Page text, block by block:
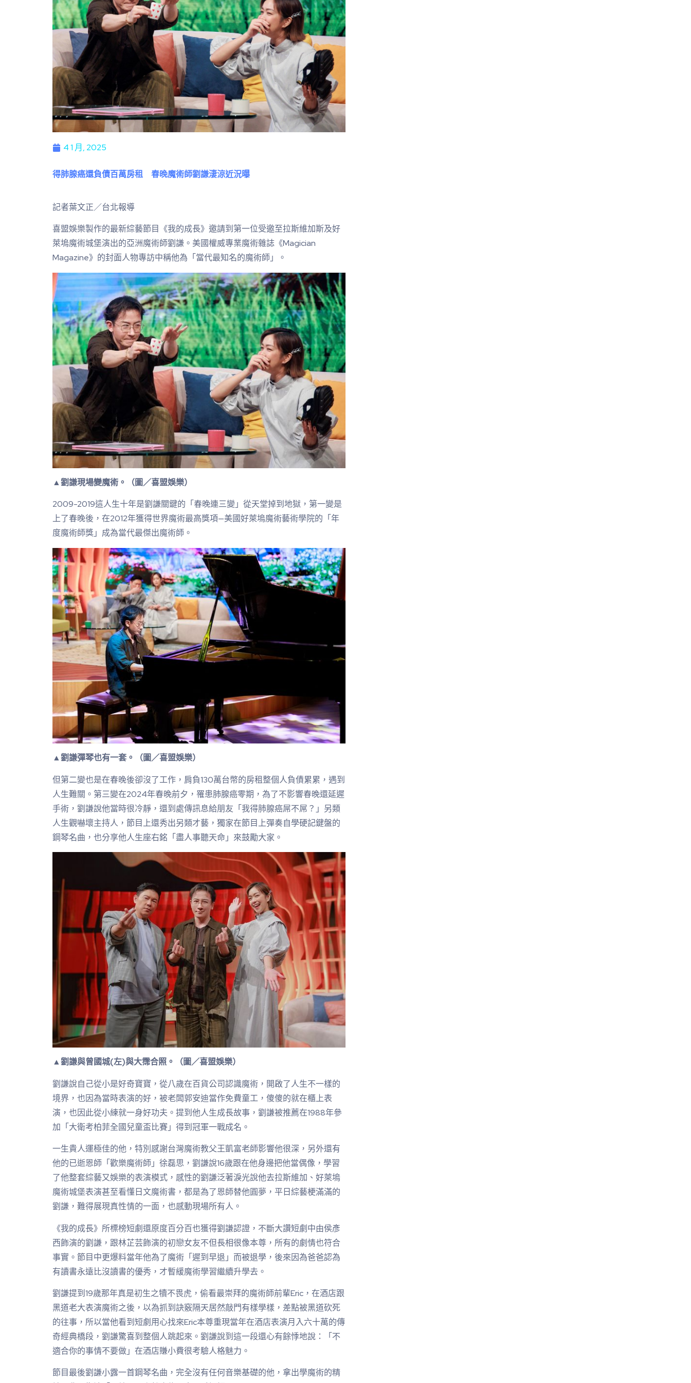
4 1 月, 2025
得肺腺癌還負債百萬房租 春晚魔術師劉謙淒涼近況曝
記者葉文正／台北報導
喜盟娛樂製作的最新綜藝節目《我的成長》邀請到第一位受邀至拉斯維加斯及好
萊塢魔術城堡演出的亞洲魔術師劉謙。美國權威專業魔術雜誌《Magician
Magazine》的封面人物專訪中稱他為「當代最知名的魔術師」。
▲劉謙現場變魔術。（圖／喜盟娛樂）
2009-2019這人生十年是劉謙關鍵的「春晚連三變」從天堂掉到地獄，第一變是
上了春晚後，在2012年獲得世界魔術最高獎項—美國好萊塢魔術藝術學院的「年
度魔術師獎」成為當代最傑出魔術師。
▲劉謙彈琴也有一套。（圖／喜盟娛樂）
但第二變也是在春晚後卻沒了工作，肩負130萬台幣的房租整個人負債累累，遇到
人生難關。第三變在2024年春晚前夕，罹患肺腺癌零期，為了不影響春晚還延遲
手術，劉謙說他當時很冷靜，還到處傳訊息給朋友「我得肺腺癌屌不屌？」另類
人生觀嚇壞主持人，節目上還秀出另類才藝，獨家在節目上彈奏自學硬記鍵盤的
鋼琴名曲，也分享他人生座右銘「盡人事聽天命」來鼓勵大家。
▲劉謙與曾國城(左)與大霈合照。（圖／喜盟娛樂）
劉謙說自己從小是好奇寶寶，從八歲在百貨公司認識魔術，開啟了人生不一樣的
境界，也因為當時表演的好，被老闆郭安迪當作免費童工，傻傻的就在櫃上表
演，也因此從小練就一身好功夫。提到他人生成長故事，劉謙被推薦在1988年參
加「大衛考柏菲全國兒童盃比賽」得到冠軍一戰成名。
一生貴人運極佳的他，特別感謝台灣魔術教父王凱富老師影響他很深，另外還有
他的已逝恩師「歡樂魔術師」徐磊思，劉謙說16歲跟在他身邊把他當偶像，學習
了他整套綜藝又娛樂的表演模式，感性的劉謙泛著淚光說他去拉斯維加、好萊塢
魔術城堡表演甚至看懂日文魔術書，都是為了恩師替他圓夢，平日綜藝梗滿滿的
劉謙，難得展現真性情的一面，也感動現場所有人。
《我的成長》所標榜短劇還原度百分百也獲得劉謙認證，不斷大讚短劇中由侯彥
西飾演的劉謙，跟林芷芸飾演的初戀女友不但長相很像本尊，所有的劇情也符合
事實。節目中更爆料當年他為了魔術「遲到早退」而被退學，後來因為爸爸認為
有讀書永遠比沒讀書的優秀，才暫緩魔術學習繼續升學去。
劉謙提到19歲那年真是初生之犢不畏虎，偷看最崇拜的魔術師前輩Eric，在酒店跟
黑道老大表演魔術之後，以為抓到訣竅隔天居然敲門有樣學樣，差點被黑道砍死
的往事，所以當他看到短劇用心找來Eric本尊重現當年在酒店表演月入六十萬的傳
奇經典橋段，劉謙驚喜到整個人跳起來。劉謙說到這一段還心有餘悸地說：「不
適合你的事情不要做」在酒店賺小費很考驗人格魅力。
節目最後劉謙小露一首鋼琴名曲，完全沒有任何音樂基礎的他，拿出學魔術的精